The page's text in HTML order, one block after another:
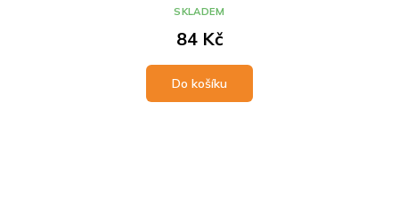
84 Kč
Do košíku
SKLADEM